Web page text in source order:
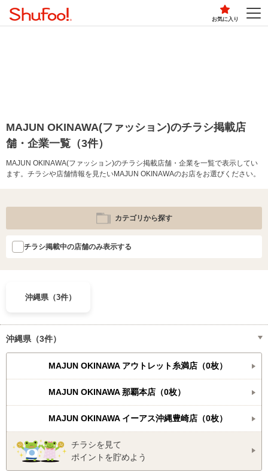
お気に入り
MAJUN OKINAWA(ファッション)のチラシ掲載店
舗・企業一覧（3件）
MAJUN OKINAWA(ファッション)のチラシ掲載店舗・企業を一覧で表示してい
ます。チラシや店舗情報を見たいMAJUN OKINAWAのお店をお選びください。
カテゴリから探す
チラシ掲載中の店舗のみ表示する
沖縄県（3件）
沖縄県（3件）
MAJUN OKINAWA アウトレット糸満店（0枚）
MAJUN OKINAWA 那覇本店（0枚）
MAJUN OKINAWA イーアス沖縄豊崎店（0枚）
チラシを見て
ポイントを貯めよう